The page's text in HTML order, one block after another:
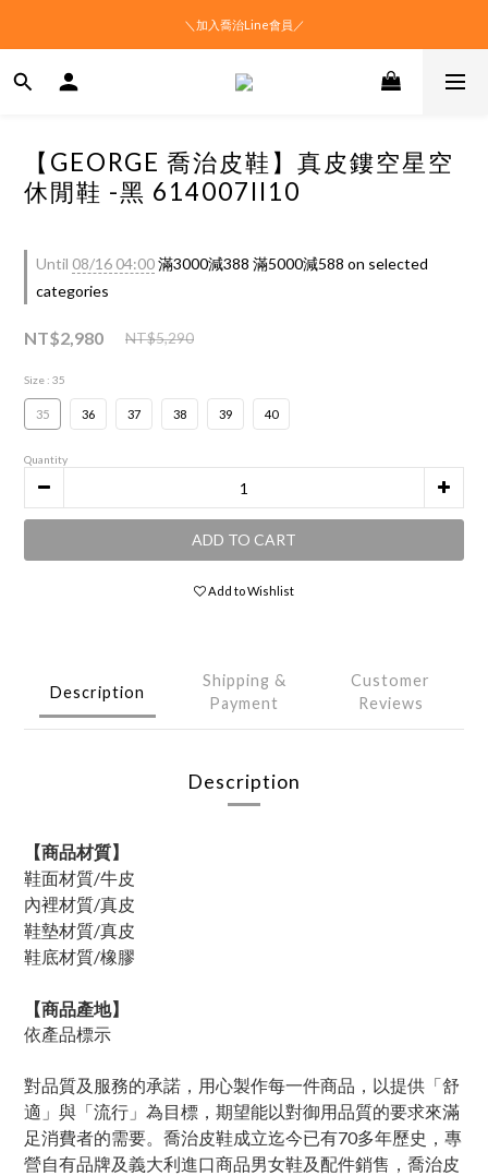
＼加入喬治Line會員／
【GEORGE 喬治皮鞋】真皮鏤空星空
休閒鞋 -黑 614007II10
Until 08/16 04:00滿3000減388 滿5000減588 on selected
categories
NT$2,980 NT$5,290
Size : 35
35 36 37 38 39 40
Quantity
ADD TO CART
Add to Wishlist
Description
Shipping &
Payment
Customer
Reviews
Description
【商品材質】
鞋面材質/牛皮
內裡材質/真皮
鞋墊材質/真皮
鞋底材質/橡膠
【商品產地】
依產品標示
對品質及服務的承諾，用心製作每一件商品，以提供「舒
適」與「流行」為目標，期望能以對御用品質的要求來滿
足消費者的需要。喬治皮鞋成立迄今已有70多年歷史，專
營自有品牌及義大利進口商品男女鞋及配件銷售，喬治皮